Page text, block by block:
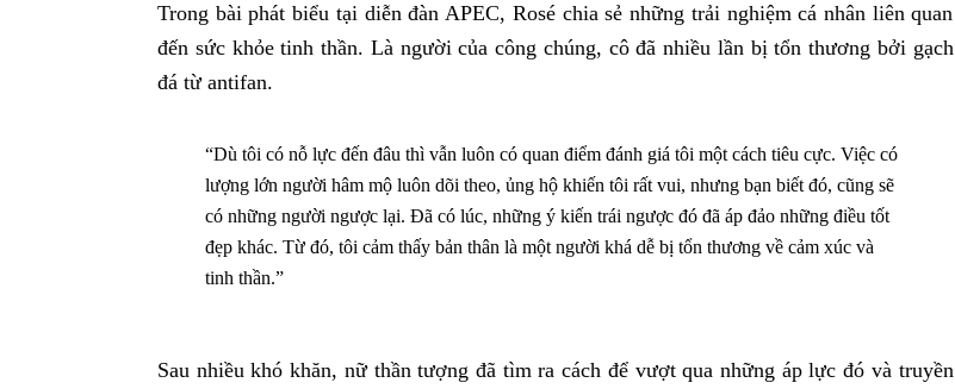
Trong bài phát biểu tại diễn đàn APEC, Rosé chia sẻ những trải nghiệm cá nhân liên quan
đến sức khỏe tinh thần. Là người của công chúng, cô đã nhiều lần bị tổn thương bởi gạch
đá từ antifan.
“Dù tôi có nỗ lực đến đâu thì vẫn luôn có quan điểm đánh giá tôi một cách tiêu cực. Việc có
lượng lớn người hâm mộ luôn dõi theo, ủng hộ khiến tôi rất vui, nhưng bạn biết đó, cũng sẽ
có những người ngược lại. Đã có lúc, những ý kiến trái ngược đó đã áp đảo những điều tốt
đẹp khác. Từ đó, tôi cảm thấy bản thân là một người khá dễ bị tổn thương về cảm xúc và
tinh thần.”
Sau nhiều khó khăn, nữ thần tượng đã tìm ra cách để vượt qua những áp lực đó và truyền